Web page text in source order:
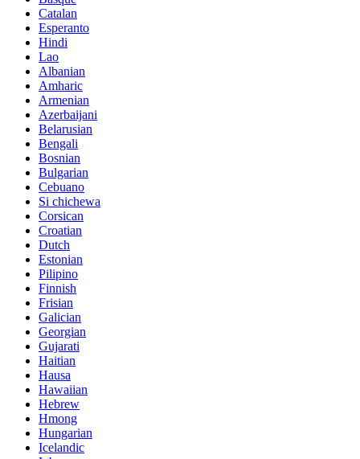
Catalan
Esperanto
Hindi
Lao
Albanian
Amharic
Armenian
Azerbaijani
Belarusian
Bengali
Bosnian
Bulgarian
Cebuano
Si chichewa
Corsican
Croatian
Dutch
Estonian
Pilipino
Finnish
Frisian
Galician
Georgian
Gujarati
Haitian
Hausa
Hawaiian
Hebrew
Hmong
Hungarian
Icelandic